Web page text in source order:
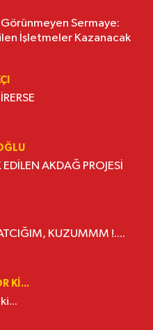
Sermaye:
İşletmeler Kazanacak
AKDAĞ PROJESİ
KUZUMMM !....
KI...